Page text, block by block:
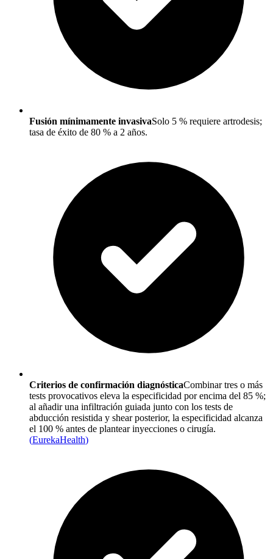
Fusión mínimamente invasivaSolo 5 % requiere artrodesis;
tasa de éxito de 80 % a 2 años.
Criterios de confirmación diagnósticaCombinar tres o más
tests provocativos eleva la especificidad por encima del 85 %;
al añadir una infiltración guiada junto con los tests de
abducción resistida y shear posterior, la especificidad alcanza
el 100 % antes de plantear inyecciones o cirugía.
(EurekaHealth)